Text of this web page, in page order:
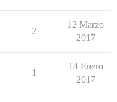
2
12 Marzo
2017
1
14 Enero
2017